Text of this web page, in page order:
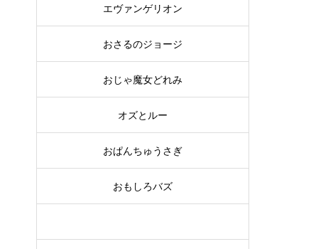
エヴァンゲリオン
おさるのジョージ
おじゃ魔女どれみ
オズとルー
おぱんちゅうさぎ
おもしろバズ